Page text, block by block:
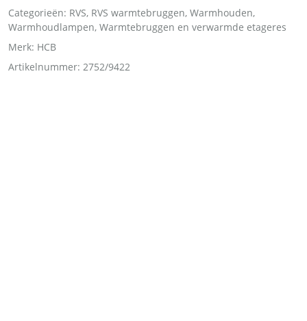
Categorieën: RVS, RVS warmtebruggen, Warmhouden,
Warmhoudlampen, Warmtebruggen en verwarmde etageres
Merk: HCB
Artikelnummer: 2752/9422